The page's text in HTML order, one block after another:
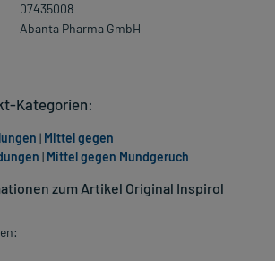
07435008
Abanta Pharma GmbH
zum Artikel Original Inspirol
Kategorien:
| Mittel gegen
| Mittel gegen Mundgeruch